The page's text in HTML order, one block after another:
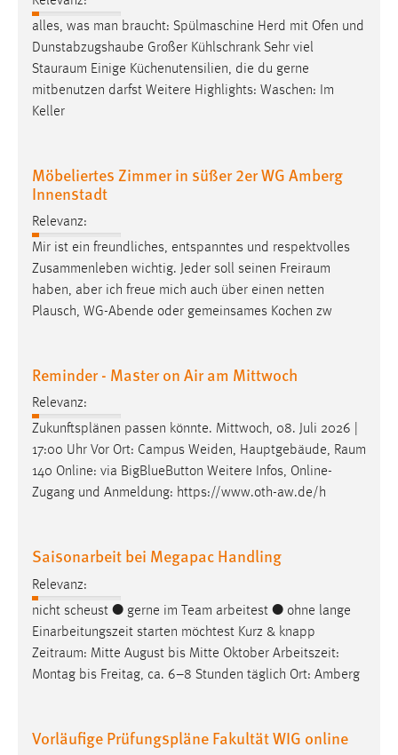
alles, was man braucht: Spülmaschine Herd mit Ofen und
Dunstabzugshaube Großer Kühlschrank Sehr viel
Stauraum Einige Küchenutensilien, die du gerne
mitbenutzen darfst Weitere Highlights: Waschen: Im
Keller
Möbeliertes Zimmer in süßer 2er WG Amberg
Innenstadt
Relevanz:
Mir ist ein freundliches, entspanntes und respektvolles
Zusammenleben wichtig. Jeder soll seinen Freiraum
haben, aber ich freue mich auch über einen netten
Plausch, WG-Abende oder gemeinsames Kochen zw
Reminder - Master on Air am Mittwoch
Relevanz:
Zukunftsplänen passen könnte. Mittwoch, 08. Juli 2026 |
17:00 Uhr Vor Ort: Campus Weiden, Hauptgebäude, Raum
140 Online: via BigBlueButton Weitere Infos, Online-
Zugang und Anmeldung: https://www.oth-aw.de/h
Saisonarbeit bei Megapac Handling
Relevanz:
nicht scheust ● gerne im Team arbeitest ● ohne lange
Einarbeitungszeit starten möchtest Kurz & knapp
Zeitraum: Mitte August bis Mitte Oktober Arbeitszeit:
Montag bis Freitag, ca. 6–8 Stunden täglich Ort: Amberg
Vorläufige Prüfungspläne Fakultät WIG online
Conversion-Tracking
Cookie Laufzeit:
3 Monate
_fbp
Facebook
Zweck:
Conversion-Tracking
Cookie Laufzeit:
EXTERNE MEDIEN
Um Inhalte von Videoplattformen und Social Media
Plattformen anzeigen zu können, werden von diesen
externen Medien Cookies gesetzt.